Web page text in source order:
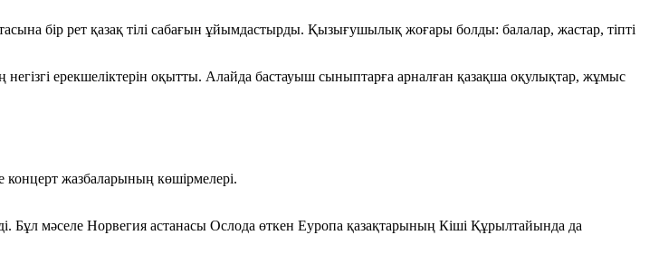
бір рет қазақ тілі сабағын ұйымдастырды. Қызығушылық жоғары болды: балалар, жастар, тіпті
ерекшеліктерін оқытты. Алайда бастауыш сыныптарға арналған қазақша оқулықтар, жұмыс
концерт жазбаларының көшірмелері.
Бұл мәселе Норвегия астанасы Ослода өткен Еуропа қазақтарының Кіші Құрылтайында да